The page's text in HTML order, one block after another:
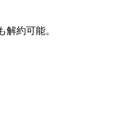
解約可能。